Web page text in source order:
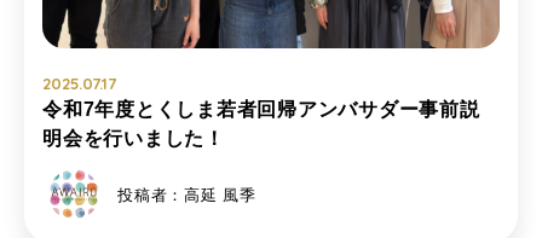
2025.07.17
令和7年度とくしま若者回帰アンバサダー事前説
明会を行いました！
投稿者：高延 風季